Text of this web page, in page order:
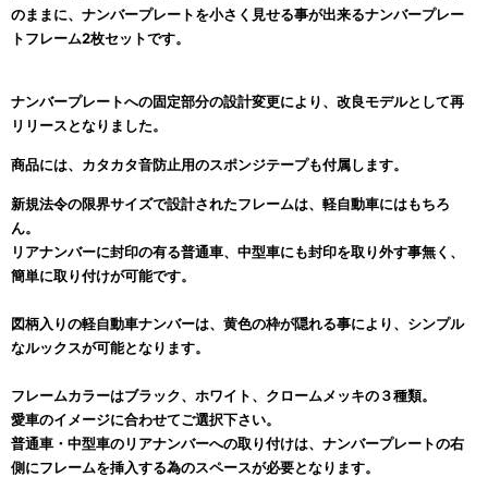
のままに、ナンバープレートを小さく見せる事が出来るナンバープレー
トフレーム2枚セットです。
ナンバープレートへの固定部分の設計変更により、改良モデルとして再
リリースとなりました。
商品には、カタカタ音防止用のスポンジテープも付属します。
新規法令の限界サイズで設計されたフレームは、軽自動車にはもちろ
ん。
リアナンバーに封印の有る普通車、中型車にも封印を取り外す事無く、
簡単に取り付けが可能です。
図柄入りの軽自動車ナンバーは、黄色の枠が隠れる事により、シンプル
なルックスが可能となります。
フレームカラーはブラック、ホワイト、クロームメッキの３種類。
愛車のイメージに合わせてご選択下さい。
普通車・中型車のリアナンバーへの取り付けは、ナンバープレートの右
側にフレームを挿入する為のスペースが必要となります。